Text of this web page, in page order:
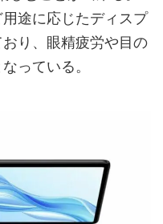
途に応じたディスプ
り、眼精疲労や目の
っている。